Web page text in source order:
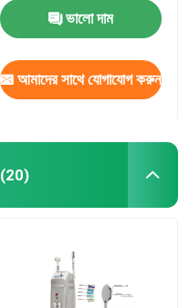
ভালো দাম
আমাদের সাথে যোগাযোগ করুন
(20)